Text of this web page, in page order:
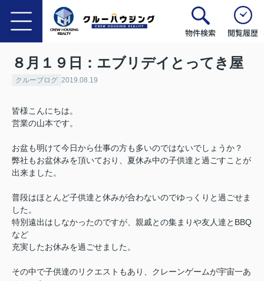
物件検索 閲覧履歴
８月１９日：エブリデイとってき屋
クルーブログ 2019.08.19
皆様こんにちは。
営業の山本です。
お盆も明けて今日から仕事の方も多いのではないでしょうか？
弊社もお盆休みを頂いており、夏休み中の子供達と過ごすことが
出来ました。
普段はほとんど子供達と休みが合わないのでゆっくりと過ごせま
した。
特別遠出はしなかったのですが、親戚との集まりや友人達とBBQ
など
充実したお休みを過ごせました。
その中で子供達のリクエストもあり、クレーンゲームが宇宙一あ